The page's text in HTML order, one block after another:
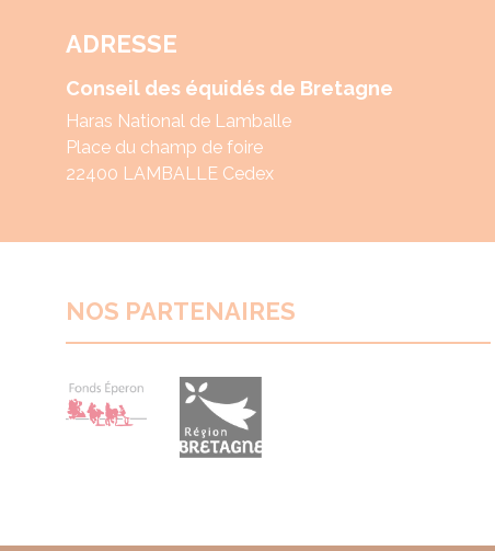
ADRESSE
Conseil des équidés de Bretagne
Haras National de Lamballe
Place du champ de foire
22400 LAMBALLE Cedex
NOS PARTENAIRES